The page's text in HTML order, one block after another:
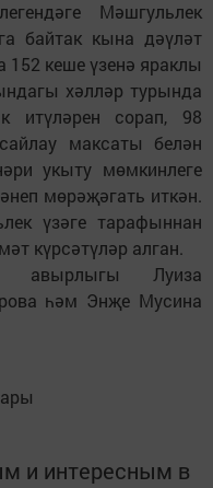
Мәшгульлек
байтак кына дәүләт
152 кеше үзенә яраклы
хәлләр турында
итүләрен сорап, 98
максаты белән
укыту мөмкинлеге
мөрәҗәгать иткән.
үзәге тарафыннан
күрсәтүләр алган.
авырлыгы Луиза
һәм Энҗе Мусина
и интересным в